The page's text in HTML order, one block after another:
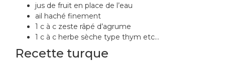
jus de fruit en place de l’eau
ail haché finement
1 c à c zeste râpé d’agrume
1 c à c herbe sèche type thym etc…
Recette turque